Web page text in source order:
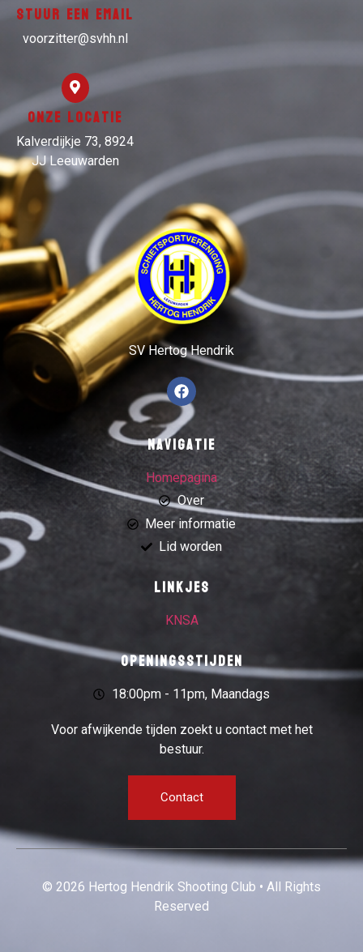
Stuur een email
voorzitter@svhh.nl
Onze locatie
Kalverdijkje 73, 8924
JJ Leeuwarden
SV Hertog Hendrik
Navigatie
Homepagina
Over
Meer informatie
Lid worden
Linkjes
KNSA
Openingsstijden
18:00pm - 11pm, Maandags
Voor afwijkende tijden zoekt u contact met het
bestuur.
Contact
© 2026 Hertog Hendrik Shooting Club • All Rights
Reserved